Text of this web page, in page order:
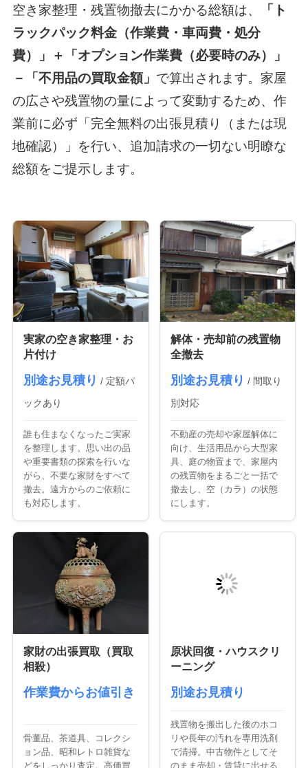
空き家整理・残置物撤去にかかる総額は、
「ト
ラックパック料金（作業費・車両費・処分
費）」＋「オプション作業費（必要時のみ）」
－「不用品の買取金額」 で算出されます。家屋
の広さや残置物の量によって変動するため、作
業前に必ず「完全無料の出張見積り（または現
地確認）」を行い、追加請求の一切ない明瞭な
総額をご提示します。
実家の空き家整理・お
片付け
別途お見積り / 定額パ
ックあり
誰も住まなくなったご実家
を整理します。思い出の品
や重要書類の探索を行いな
がら、不要な家財をすべて
撤去。遠方からのご依頼に
も対応します。
解体・売却前の残置物
全撤去
別途お見積り / 間取り
別対応
不動産の売却や家屋解体に
向け、生活用品から大型家
具、庭の物置まで、家屋内
の残置物をまるごと一括で
撤去し、空（カラ）の状態
にします。
家財の出張買取（買取
相殺）
作業費からお値引き
骨董品、茶道具、コレクシ
ョン品、昭和レトロ雑貨な
どをしっかり査定。高価買
原状回復・ハウスクリ
ーニング
別途お見積り
残置物を搬出した後のホコ
リや長年の汚れを専用洗剤
で清掃。中古物件としてそ
のまま売却・賃貸に出せる